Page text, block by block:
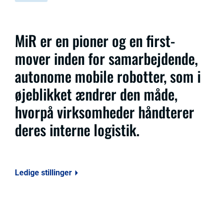
MiR er en pioner og en first-
mover inden for samarbejdende,
autonome mobile robotter, som i
øjeblikket ændrer den måde,
hvorpå virksomheder håndterer
deres interne logistik.
Ledige stillinger